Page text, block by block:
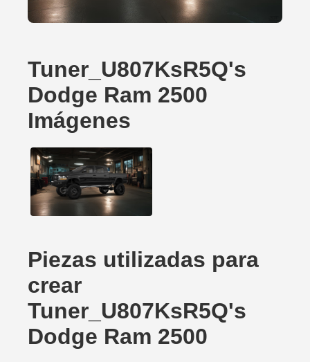
Tuner_U807KsR5Q's
Dodge Ram 2500
Imágenes
Piezas utilizadas para
crear
Tuner_U807KsR5Q's
Dodge Ram 2500